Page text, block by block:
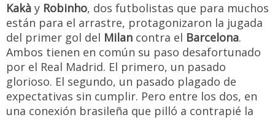
Kakà y Robinho, dos futbolistas que para muchos
están para el arrastre, protagonizaron la jugada
del primer gol del Milan contra el Barcelona.
Ambos tienen en común su paso desafortunado
por el Real Madrid. El primero, un pasado
glorioso. El segundo, un pasado plagado de
expectativas sin cumplir. Pero entre los dos, en
una conexión brasileña que pilló a contrapié la